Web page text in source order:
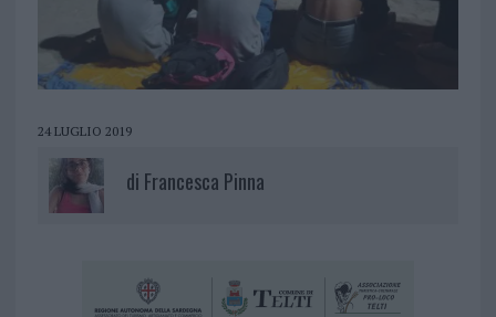
24 LUGLIO 2019
di Francesca Pinna